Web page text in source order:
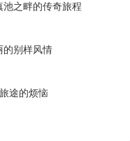
之畔的传奇旅程
的别样风情
途的烦恼